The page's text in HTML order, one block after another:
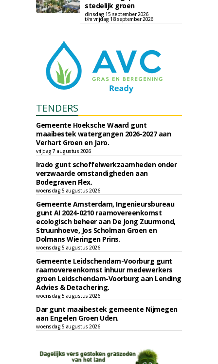
stedelijk groen
dinsdag 15 september 2026
t/m vrijdag 18 september 2026
TENDERS
Gemeente Hoeksche Waard gunt
maaibestek watergangen 2026-2027 aan
Verhart Groen en Jaro.
vrijdag 7 augustus 2026
Irado gunt schoffelwerkzaamheden onder
verzwaarde omstandigheden aan
Bodegraven Flex.
woensdag 5 augustus 2026
Gemeente Amsterdam, Ingenieursbureau
gunt AI 2024-0210 raamovereenkomst
ecologisch beheer aan De Jong Zuurmond,
Struunhoeve, Jos Scholman Groen en
Dolmans Wieringen Prins.
woensdag 5 augustus 2026
Gemeente Leidschendam-Voorburg gunt
raamovereenkomst inhuur medewerkers
groen Leidschendam-Voorburg aan Lending
Advies & Detachering.
woensdag 5 augustus 2026
Dar gunt maaibestek gemeente Nijmegen
aan Engelen Groen Uden.
woensdag 5 augustus 2026